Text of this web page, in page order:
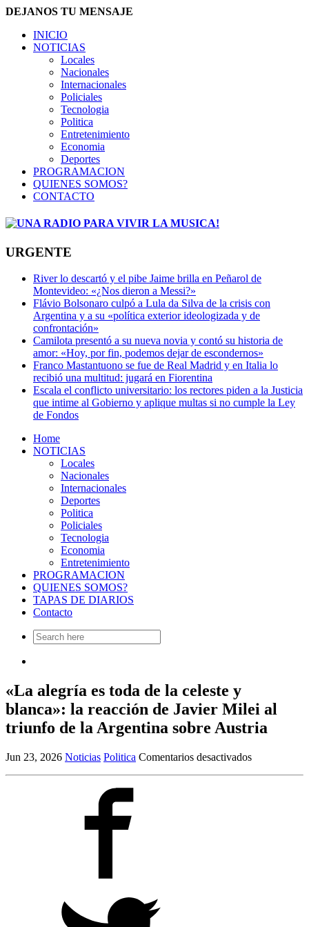
DEJANOS TU MENSAJE
INICIO
NOTICIAS
Locales
Nacionales
Internacionales
Policiales
Tecnologia
Politica
Entretenimiento
Economia
Deportes
PROGRAMACION
QUIENES SOMOS?
CONTACTO
URGENTE
River lo descartó y el pibe Jaime brilla en Peñarol de
Montevideo: «¿Nos dieron a Messi?»
Flávio Bolsonaro culpó a Lula da Silva de la crisis con
Argentina y a su «política exterior ideologizada y de
confrontación»
Camilota presentó a su nueva novia y contó su historia de
amor: «Hoy, por fin, podemos dejar de escondernos»
Franco Mastantuono se fue de Real Madrid y en Italia lo
recibió una multitud: jugará en Fiorentina
Escala el conflicto universitario: los rectores piden a la Justicia
que intime al Gobierno y aplique multas si no cumple la Ley
de Fondos
Home
NOTICIAS
Locales
Nacionales
Internacionales
Deportes
Politica
Policiales
Tecnologia
Economia
Entretenimiento
PROGRAMACION
QUIENES SOMOS?
TAPAS DE DIARIOS
Contacto
Search
for:
«La alegría es toda de la celeste y
blanca»: la reacción de Javier Milei al
triunfo de la Argentina sobre Austria
Jun 23, 2026 Noticias Politica Comentarios desactivadosen